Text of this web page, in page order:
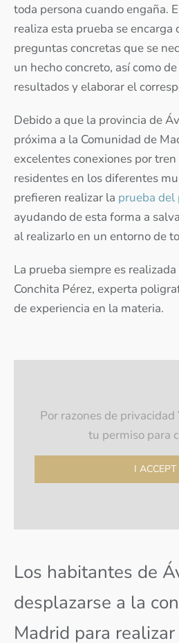
toda persona cuando engaña.
realiza esta prueba se encarga
preguntas concretas que se
un hecho concreto, así como
resultados y elaborar el
Debido a que la provincia de
próxima a la Comunidad de
excelentes conexiones por
residentes en los diferentes
prefieren realizar la prueba del
ayudando de esta forma a
al realizarlo en un entorno de
La prueba siempre es
Conchita Pérez, experta
de experiencia en la materia.
Por razones de privacidad
tu permiso para
I ACCEPT
Los habitantes de
desplazarse a la
Madrid para